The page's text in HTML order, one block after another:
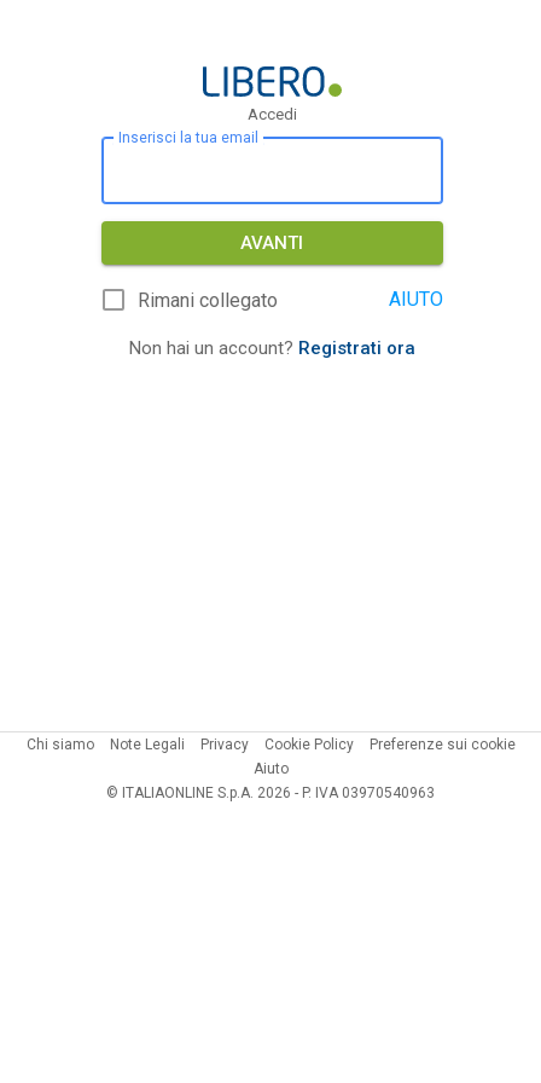
Accedi
Inserisci la tua email
AVANTI
Rimani collegato AIUTO
Non hai un account? Registrati ora
Chi siamo Note Legali Privacy Cookie Policy
Preferenze sui cookie
Aiuto
© ITALIAONLINE S.p.A. 2026 - P. IVA 03970540963